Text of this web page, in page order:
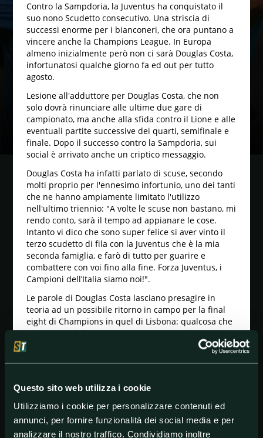
Questo sito web utilizza i cookie
Utilizziamo i cookie per personalizzare contenuti ed
annunci, per fornire funzionalità dei social media e per
analizzare il nostro traffico. Condividiamo inoltre
Contro la Sampdoria, la Juventus ha conquistato il
suo nono Scudetto consecutivo. Una striscia di
successi enorme per i bianconeri, che ora puntano a
vincere anche la Champions League. In Europa
almeno inizialmente però non ci sarà Douglas Costa,
infortunatosi qualche giorno fa ed out per tutto
agosto.
Lesione all'adduttore per Douglas Costa, che non
solo dovrà rinunciare alle ultime due gare di
campionato, ma anche alla sfida contro il Lione e alle
eventuali partite successive dei quarti, semifinale e
finale. Dopo il successo contro la Sampdoria, sui
social è arrivato anche un criptico messaggio.
Douglas Costa ha infatti parlato di scuse, secondo
molti proprio per l'ennesimo infortunio, uno dei tanti
che ne hanno ampiamente limitato l'utilizzo
nell'ultimo triennio: "A volte le scuse non bastano, mi
rendo conto, sarà il tempo ad appianare le cose.
Intanto vi dico che sono super felice si aver vinto il
terzo scudetto di fila con la Juventus che è la mia
seconda famiglia, e farò di tutto per guarire e
combattere con voi fino alla fine. Forza Juventus, i
Campioni dell’Italia siamo noi!".
Le parole di Douglas Costa lasciano presagire in
teoria ad un possibile ritorno in campo per la final
eight di Champions in quel di Lisbona: qualcosa che
i compagni della Juventus dovranno però
raggiungere senza di lui. Poi, tra qualche settimana,
si conoscerà il suo futuro, viste le tante voci degli
Sicuramente Douglas Costa sarebbe stato un
carattere europeo decisivo: nel saltare l'uomo in
pochi sono lui, Sarri e i tifosi lo sanno. Al suo posto
potrebbe giocare Cuadrado come ala, o in alternativa